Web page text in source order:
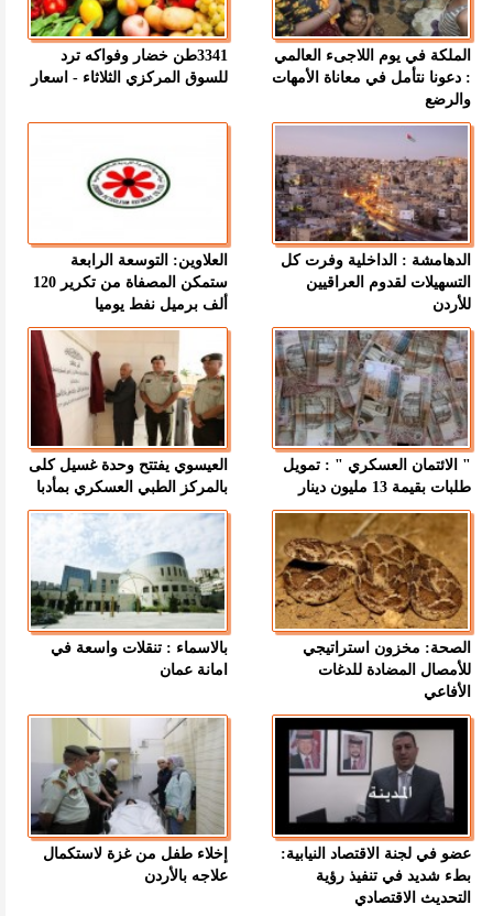
الملكة في يوم اللاجىء العالمي
: دعونا نتأمل في معاناة الأمهات
والرضع
3341طن خضار وفواكه ترد
للسوق المركزي الثلاثاء - اسعار
الدهامشة : الداخلية وفرت كل
التسهيلات لقدوم العراقيين
للأردن
العلاوين: التوسعة الرابعة
ستمكن المصفاة من تكرير 120
ألف برميل نفط يوميا
" الائتمان العسكري " : تمويل
طلبات بقيمة 13 مليون دينار
العيسوي يفتتح وحدة غسيل كلى
بالمركز الطبي العسكري بمأدبا
الصحة: مخزون استراتيجي
للأمصال المضادة للدغات
الأفاعي
بالاسماء : تنقلات واسعة في
امانة عمان
عضو في لجنة الاقتصاد النيابية:
بطء شديد في تنفيذ رؤية
التحديث الاقتصادي
إخلاء طفل من غزة لاستكمال
علاجه بالأردن